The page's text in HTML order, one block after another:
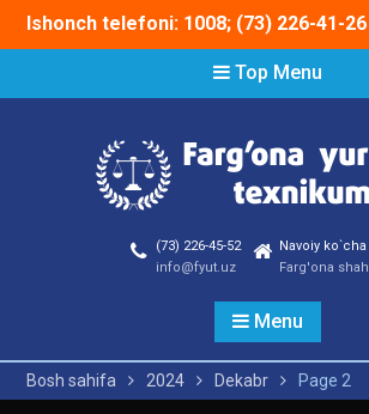
Ishonch telefoni: 1008; (73) 226-41-26
Top Menu
(73) 226-45-52
info@fyut.uz
Navoiy ko`cha
Farg'ona
Menu
Bosh sahifa 2024 Dekabr Page 2